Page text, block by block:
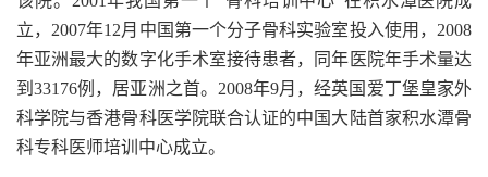
立，2007年12月中国第一个分子骨科实验室投入使用，2008
年亚洲最大的数字化手术室接待患者，同年医院年手术量达
到33176例，居亚洲之首。2008年9月，经英国爱丁堡皇家外
科学院与香港骨科医学院联合认证的中国大陆首家积水潭骨
科专科医师培训中心成立。